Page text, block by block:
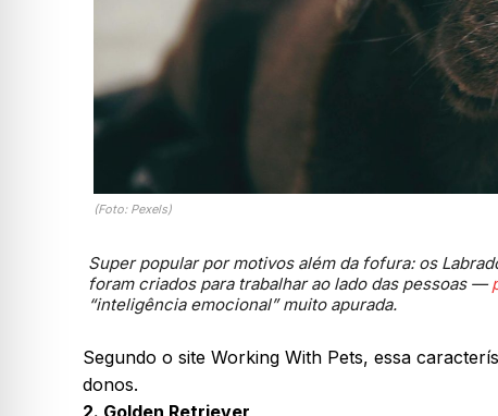
(Foto: Pexels)
Super popular por motivos além da fofura: os
foram criados para trabalhar ao lado das pessoas —
“inteligência emocional” muito apurada.
Segundo o site Working With Pets, essa
donos.
2. Golden Retriever